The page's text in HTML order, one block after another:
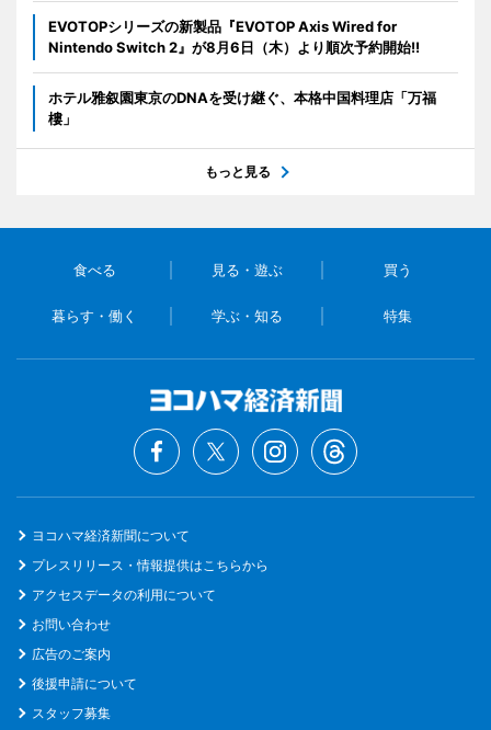
EVOTOPシリーズの新製品『EVOTOP Axis Wired for
Nintendo Switch 2』が8月6日（木）より順次予約開始!!
ホテル雅叙園東京のDNAを受け継ぐ、本格中国料理店「万福
樓」
もっと見る
食べる 見る・遊ぶ 買う
暮らす・働く 学ぶ・知る 特集
ヨコハマ経済新聞について
プレスリリース・情報提供はこちらから
アクセスデータの利用について
お問い合わせ
広告のご案内
後援申請について
スタッフ募集